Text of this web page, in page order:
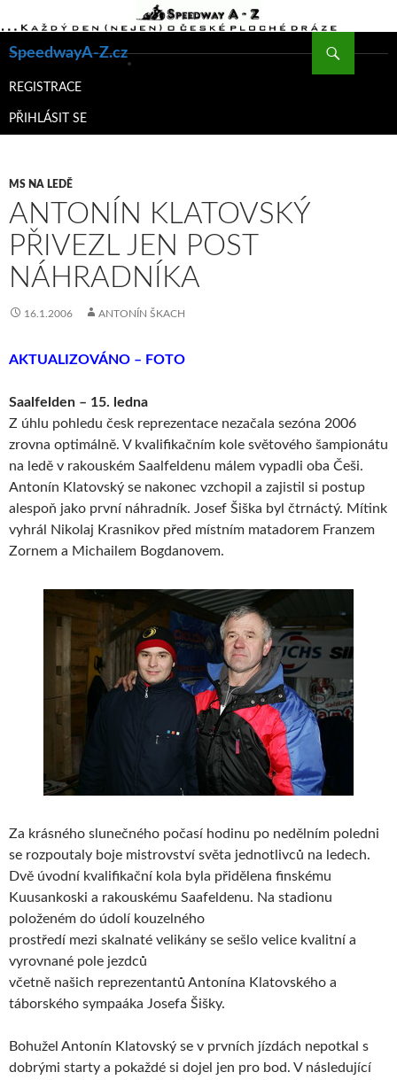
SpeedwayA-Z.cz
K
WEBU
REGISTRACE
PŘIHLÁSIT SE
MS NA LEDĚ
ANTONÍN KLATOVSKÝ
PŘIVEZL JEN POST
NÁHRADNÍKA
16.1.2006 ANTONÍN ŠKACH
AKTUALIZOVÁNO – FOTO
Saalfelden – 15. ledna
Z úhlu pohledu česk reprezentace nezačala sezóna 2006
zrovna optimálně. V kvalifikačním kole světového šampionátu
na ledě v rakouském Saalfeldenu málem vypadli oba Češi.
Antonín Klatovský se nakonec vzchopil a zajistil si postup
alespoň jako první náhradník. Josef Šiška byl čtrnáctý. Mítink
vyhrál Nikolaj Krasnikov před místním matadorem Franzem
Zornem a Michailem Bogdanovem.
Za krásného slunečného počasí hodinu po nedělním poledni
se rozpoutaly boje mistrovství světa jednotlivců na ledech.
Dvě úvodní kvalifikační kola byla přidělena finskému
Kuusankoski a rakouskému Saafeldenu. Na stadionu
položeném do údolí kouzelného
prostředí mezi skalnaté velikány se sešlo velice kvalitní a
vyrovnané pole jezdců
včetně našich reprezentantů Antonína Klatovského a
táborského sympaáka Josefa Šišky.
Bohužel Antonín Klatovský se v prvních jízdách nepotkal s
dobrými starty a pokaždé si dojel jen pro bod. V následující